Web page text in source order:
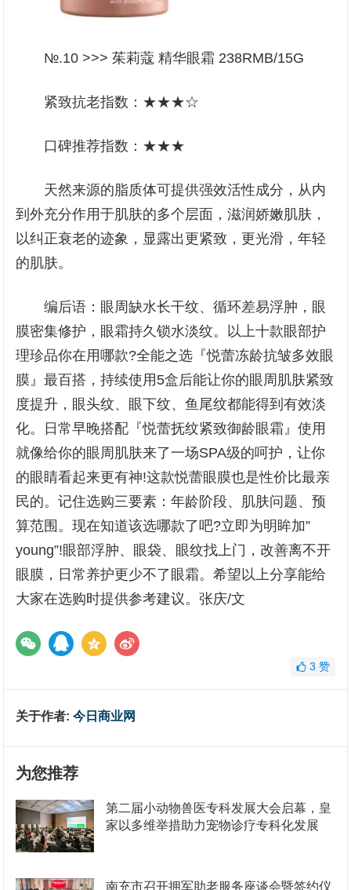
№.10 >>> 茱莉蔻 精华眼霜 238RMB/15G
紧致抗老指数：★★★☆
口碑推荐指数：★★★
天然来源的脂质体可提供强效活性成分，从内
到外充分作用于肌肤的多个层面，滋润娇嫩肌肤，
以纠正衰老的迹象，显露出更紧致，更光滑，年轻
的肌肤。
编后语：眼周缺水长干纹、循环差易浮肿，眼
膜密集修护，眼霜持久锁水淡纹。以上十款眼部护
理珍品你在用哪款?全能之选『悦蕾冻龄抗皱多效眼
膜』最百搭，持续使用5盒后能让你的眼周肌肤紧致
度提升，眼头纹、眼下纹、鱼尾纹都能得到有效淡
化。日常早晚搭配『悦蕾抚纹紧致御龄眼霜』使用
就像给你的眼周肌肤来了一场SPA级的呵护，让你
的眼睛看起来更有神!这款悦蕾眼膜也是性价比最亲
民的。记住选购三要素：年龄阶段、肌肤问题、预
算范围。现在知道该选哪款了吧?立即为明眸加”
young”!眼部浮肿、眼袋、眼纹找上门，改善离不开
眼膜，日常养护更少不了眼霜。希望以上分享能给
大家在选购时提供参考建议。张庆/文
3 赞
关于作者:今日商业网
为您推荐
第二届小动物兽医专科发展大会启幕，皇
家以多维举措助力宠物诊疗专科化发展
南充市召开拥军助老服务座谈会暨签约仪